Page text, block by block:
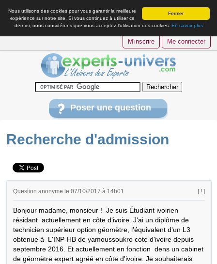
Fermer
Nous utilisons des cookies pour vous garantir la meilleure
expérience sur notre site. Si vous continuez à utiliser ce
dernier, nous considérons que vous acceptez l’utilisation des cookies. En savoir plus
M'inscrire Me connecter
Poser une question
Recherche d'admission
Question anonyme le 07/10/2017 à 14h01 [ ! ]
Bonjour madame, monsieur !  Je suis Étudiant ivoirien
résidant  actuellement en côte d'ivoire. J'ai un diplôme de
technicien supérieur option géomètre, l'équivalent d'un L3
obtenue à  L'INP-HB de yamoussoukro cote d'ivoire depuis
septembre 2016. Et actuellement en fonction  dens un cabinet
de géomètre expert agréé en côte d'ivoire. Je souhaiterais